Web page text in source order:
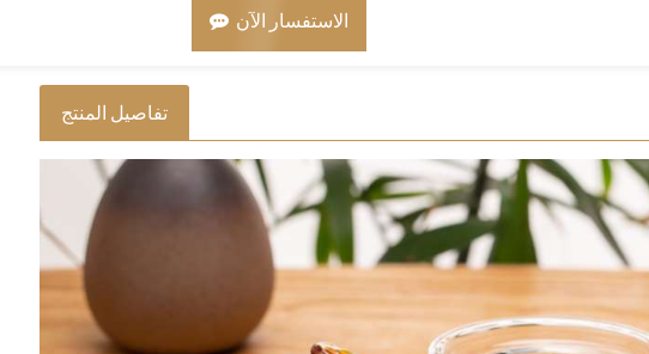
الاستفسار الآن
تفاصيل المنتج